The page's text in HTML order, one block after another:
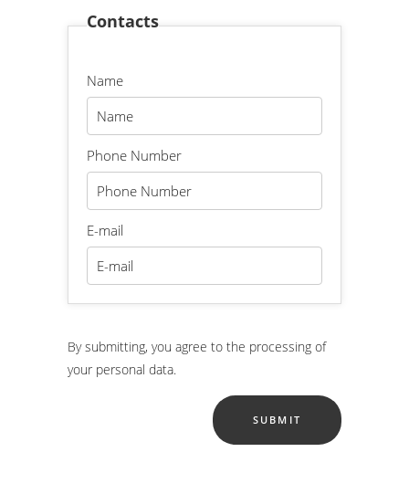
Contacts
Name
Phone Number
E-mail
By submitting, you agree to the processing of
your personal data.